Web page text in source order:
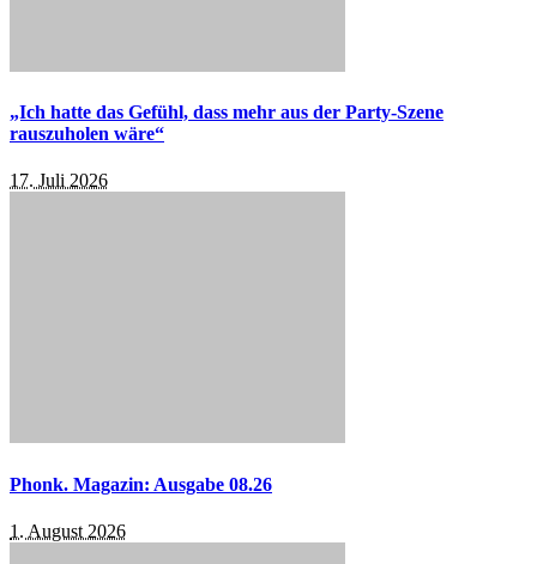
„Ich hatte das Gefühl, dass mehr aus der Party-Szene
rauszuholen wäre“
17. Juli 2026
Phonk. Magazin: Ausgabe 08.26
1. August 2026